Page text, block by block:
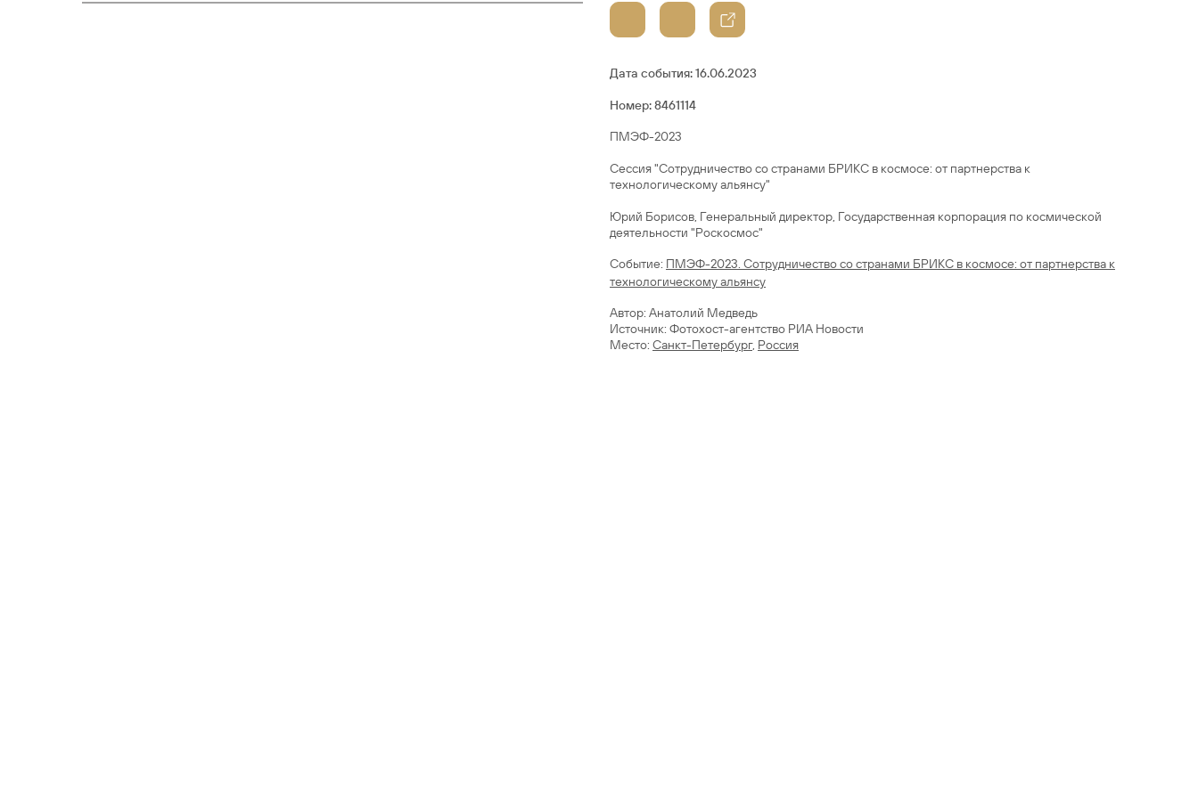
Дата события:16.06.2023
Номер: 8461114
ПМЭФ-2023
Сессия "Сотрудничество со странами БРИКС в космосе: от партнерства к
технологическому альянсу"
Юрий Борисов, Генеральный директор, Государственная корпорация по космической
деятельности "Роскосмос"
Cобытие: ПМЭФ-2023. Сотрудничество со странами БРИКС в космосе: от партнерства к
технологическому альянсу
Автор: Анатолий Медведь
Источник: Фотохост-агентство РИА Новости
Место: Санкт-Петербург, Россия